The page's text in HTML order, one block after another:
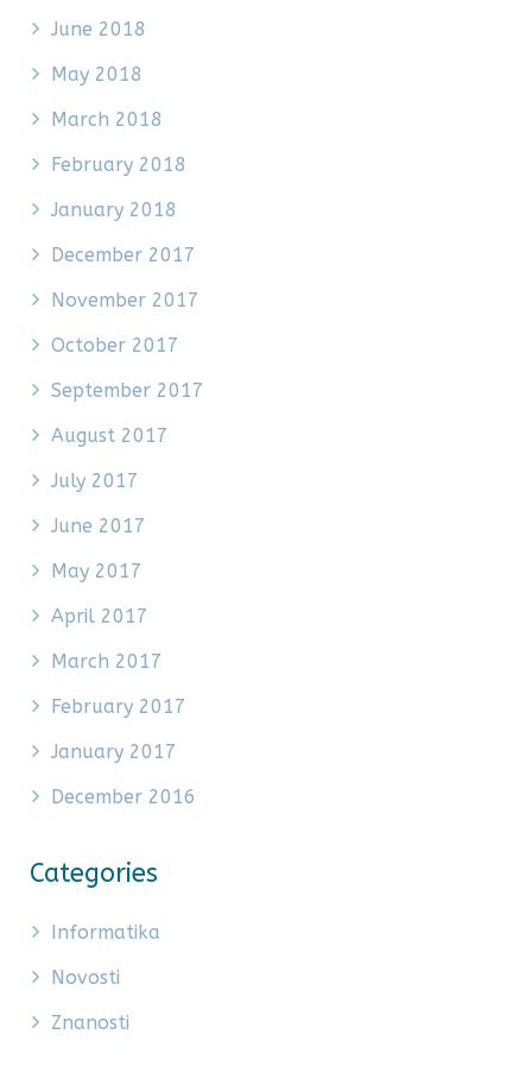
June 2018
May 2018
March 2018
February 2018
January 2018
December 2017
November 2017
October 2017
September 2017
August 2017
July 2017
June 2017
May 2017
April 2017
March 2017
February 2017
January 2017
December 2016
Categories
Informatika
Novosti
Znanosti